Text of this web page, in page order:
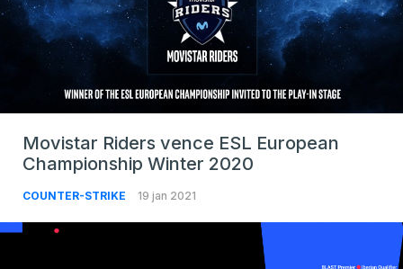
Movistar Riders vence ESL European
Championship Winter 2020
COUNTER-STRIKE 19 jan 2021